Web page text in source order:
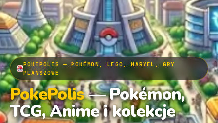
POKEPOLIS — POKÉMON, LEGO, MARVEL, GRY
PLANSZOWE
PokePolis— Pokémon,
TCG, Anime i kolekcje